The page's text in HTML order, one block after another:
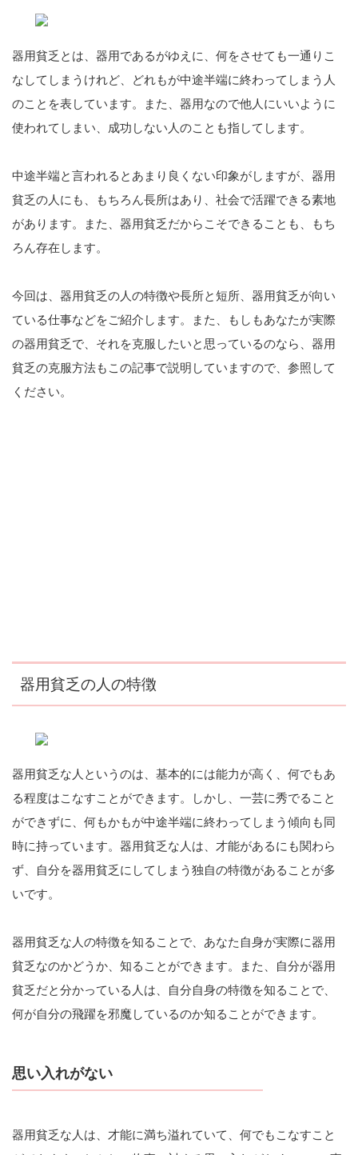
器用貧乏とは、器用であるがゆえに、何をさせても一通りこ
なしてしまうけれど、どれもが中途半端に終わってしまう人
のことを表しています。また、器用なので他人にいいように
使われてしまい、成功しない人のことも指してします。
中途半端と言われるとあまり良くない印象がしますが、器用
貧乏の人にも、もちろん長所はあり、社会で活躍できる素地
があります。また、器用貧乏だからこそできることも、もち
ろん存在します。
今回は、器用貧乏の人の特徴や長所と短所、器用貧乏が向い
ている仕事などをご紹介します。また、もしもあなたが実際
の器用貧乏で、それを克服したいと思っているのなら、器用
貧乏の克服方法もこの記事で説明していますので、参照して
ください。
器用貧乏の人の特徴
器用貧乏な人というのは、基本的には能力が高く、何でもあ
る程度はこなすことができます。しかし、一芸に秀でること
ができずに、何もかもが中途半端に終わってしまう傾向も同
時に持っています。器用貧乏な人は、才能があるにも関わら
ず、自分を器用貧乏にしてしまう独自の特徴があることが多
いです。
器用貧乏な人の特徴を知ることで、あなた自身が実際に器用
貧乏なのかどうか、知ることができます。また、自分が器用
貧乏だと分かっている人は、自分自身の特徴を知ることで、
何が自分の飛躍を邪魔しているのか知ることができます。
思い入れがない
器用貧乏な人は、才能に満ち溢れていて、何でもこなすこと